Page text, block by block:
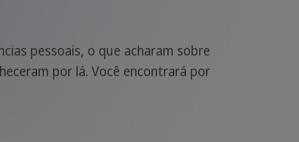
pessoais, o que acharam sobre
por lá. Você encontrará por